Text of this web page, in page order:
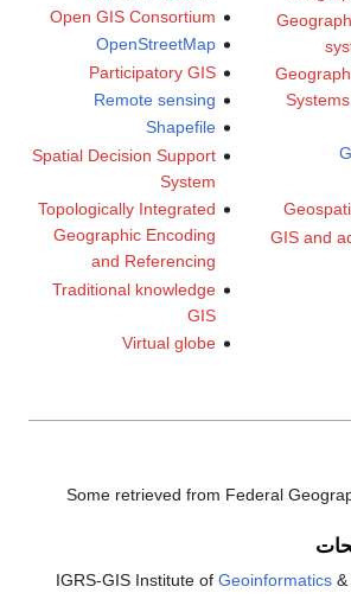
GIS and
Open GIS Consortium
OpenStreetMap
Participatory GIS
Remote sensing
Shapefile
Spatial Decision Support
System
Topologically Integrated
Geographic Encoding
and Referencing
Traditional knowledge
GIS
Virtual globe
Some retrieved from Federal
IGRS-GIS Institute of Geoinformatics&